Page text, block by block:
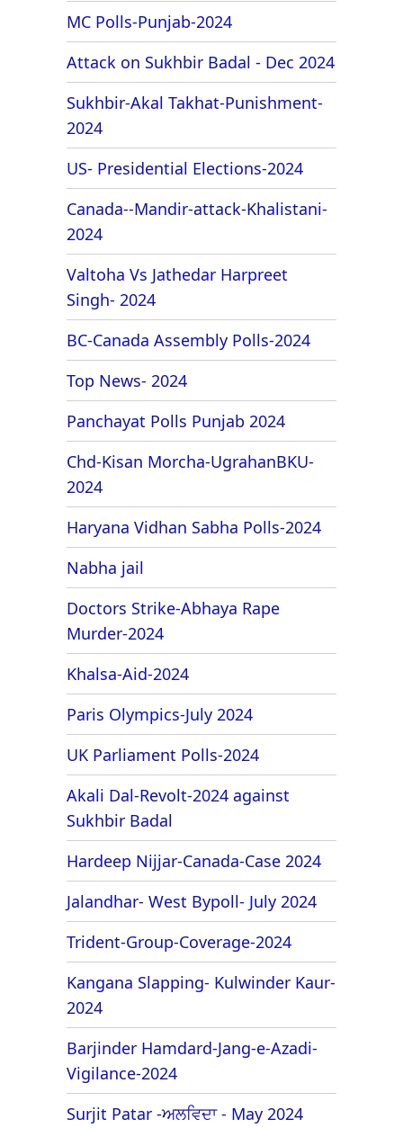
MC Polls-Punjab-2024
Attack on Sukhbir Badal - Dec 2024
Sukhbir-Akal Takhat-Punishment-
2024
US- Presidential Elections-2024
Canada--Mandir-attack-Khalistani-
2024
Valtoha Vs Jathedar Harpreet
Singh- 2024
BC-Canada Assembly Polls-2024
Top News- 2024
Panchayat Polls Punjab 2024
Chd-Kisan Morcha-UgrahanBKU-
2024
Haryana Vidhan Sabha Polls-2024
Nabha jail
Doctors Strike-Abhaya Rape
Murder-2024
Khalsa-Aid-2024
Paris Olympics-July 2024
UK Parliament Polls-2024
Akali Dal-Revolt-2024 against
Sukhbir Badal
Hardeep Nijjar-Canada-Case 2024
Jalandhar- West Bypoll- July 2024
Trident-Group-Coverage-2024
Kangana Slapping- Kulwinder Kaur-
2024
Barjinder Hamdard-Jang-e-Azadi-
Vigilance-2024
Surjit Patar -ਅਲਵਿਦਾ - May 2024